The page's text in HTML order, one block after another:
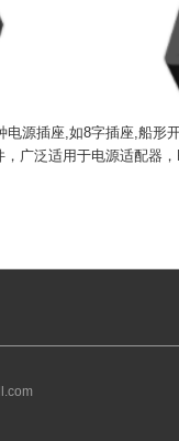
电源插座,如8字插座,船形
广泛适用于电源适配器